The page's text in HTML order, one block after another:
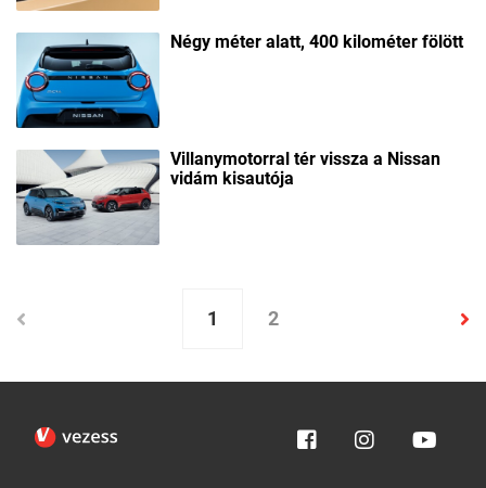
Négy méter alatt, 400 kilométer fölött
Villanymotorral tér vissza a Nissan
vidám kisautója
1 2